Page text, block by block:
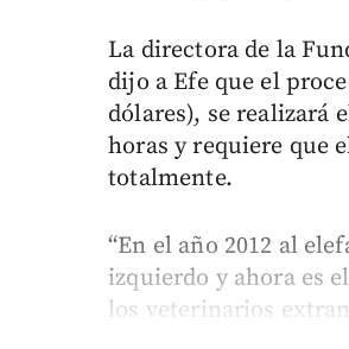
La directora de la
dijo a Efe que el
dólares), se realizará
horas y requiere que
totalmente.
“En el año 2012 al
izquierdo y ahora es
los veterinarios